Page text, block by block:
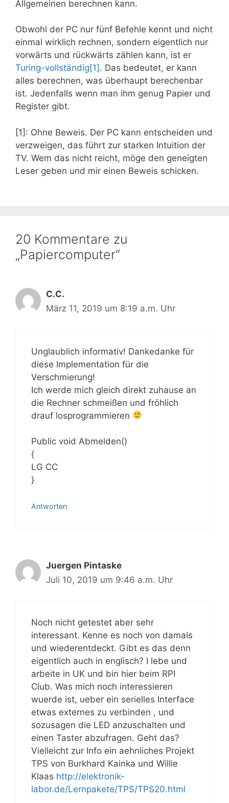
Allgemeinen berechnen kann.
Obwohl der PC nur fünf Befehle kennt und nicht
einmal wirklich rechnen, sondern eigentlich nur
vorwärts und rückwärts zählen kann, ist er
Turing-vollständig [1] . Das bedeutet, er kann
alles berechnen, was überhaupt berechenbar
ist. Jedenfalls wenn man ihm genug Papier und
Register gibt.
[1]: Ohne Beweis. Der PC kann entscheiden und
verzweigen, das führt zur starken Intuition der
TV. Wem das nicht reicht, möge den geneigten
Leser geben und mir einen Beweis schicken.
20 Kommentare zu
„Papiercomputer“
C.C.
März 11, 2019 um 8:19 a.m. Uhr
Unglaublich informativ! Dankedanke für
diese Implementation für die
Verschmierung!
Ich werde mich gleich direkt zuhause an
die Rechner schmeißen und fröhlich
drauf losprogrammieren
Public void Abmelden()
{
LG CC
}
Antworten
Juergen Pintaske
Juli 10, 2019 um 9:46 a.m. Uhr
Noch nicht getestet aber sehr
interessant. Kenne es noch von damals
und wiederentdeckt. Gibt es das denn
eigentlich auch in englisch? I lebe und
arbeite in UK und bin hier beim RPI
Club. Was mich noch interessieren
wuerde ist, ueber ein serielles Interface
etwas externes zu verbinden , und
sozusagen die LED anzuschalten und
einen Taster abzufragen. Geht das?
Vielleicht zur Info ein aehnliches Projekt
TPS von Burkhard Kainka und Willie
Klaas http://elektronik-
labor.de/Lernpakete/TPS/TPS20.html